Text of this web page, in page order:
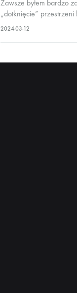
Zawsze byłem bardzo
„dotknięcie”
teleskop jest jeszcze…
2024-03-12